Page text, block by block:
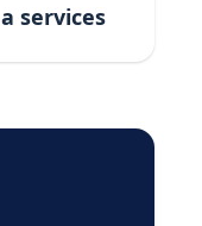
a services